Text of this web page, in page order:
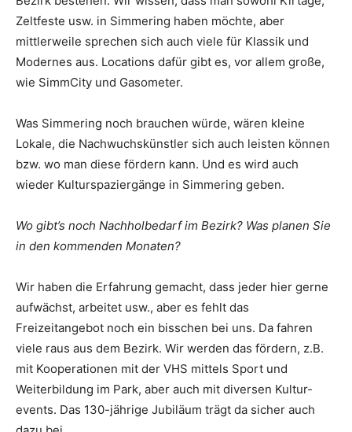
Zeltfeste usw. in Simmering haben möchte, aber
mittlerweile sprechen sich auch viele für Klassik und
Modernes aus. Locations dafür gibt es, vor allem große,
wie SimmCity und Gasometer.
Was Simmering noch brauchen würde, wären kleine
Lokale, die Nachwuchskünstler sich auch leisten können
bzw. wo man diese fördern kann. Und es wird auch
wieder Kulturspaziergänge in Simmering geben.
Wo gibt’s noch Nachholbedarf im Bezirk? Was planen Sie
in den kommenden Monaten?
Wir haben die Erfahrung gemacht, dass jeder hier gerne
aufwächst, arbeitet usw., aber es fehlt das
Freizeitangebot noch ein bisschen bei uns. Da fahren
viele raus aus dem Bezirk. Wir werden das fördern, z.B.
mit Kooperationen mit der VHS mittels Sport und
Weiterbildung im Park, aber auch mit diversen Kultur-
events. Das 130-jährige Jubiläum trägt da sicher auch